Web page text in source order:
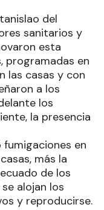
del
sanitarios y
esta
programadas en
las casas y con
a los
los
la presencia
en
más la
de los
alojan los
y reproducirse.